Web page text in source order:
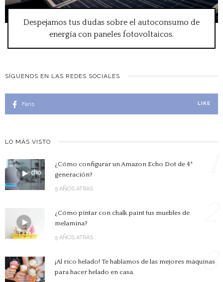
Despejamos tus dudas sobre el autoconsumo de
energía con paneles fotovoltaicos.
SÍGUENOS EN LAS REDES SOCIALES
Fans LIKE
LO MÁS VISTO
¿Cómo configurar un Amazon Echo Dot de 4ª
generación?
5 AÑOS ATRÁS
¿Cómo pintar con chalk paint tus muebles de
melamina?
5 AÑOS ATRÁS
¡Al rico helado! Te hablamos de las mejores máquinas
para hacer helado en casa.
3